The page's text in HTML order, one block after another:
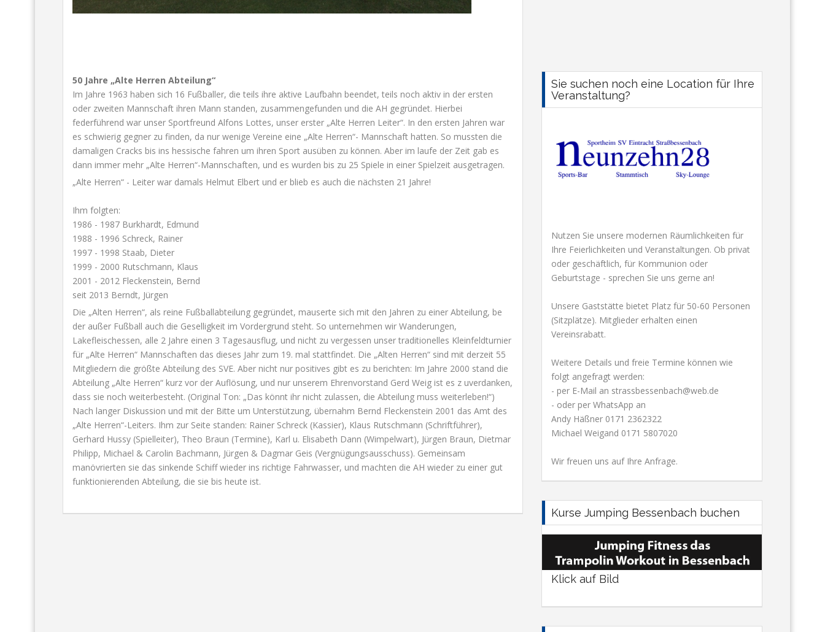
50 Jahre „Alte Herren Abteilung“
Im Jahre 1963 haben sich 16 Fußballer, die teils ihre aktive Laufbahn beendet, teils noch aktiv in der ersten
oder zweiten Mannschaft ihren Mann standen, zusammengefunden und die AH gegründet. Hierbei
federführend war unser Sportfreund Alfons Lottes, unser erster „Alte Herren Leiter“. In den ersten Jahren war
es schwierig gegner zu finden, da nur wenige Vereine eine „Alte Herren“- Mannschaft hatten. So mussten die
damaligen Cracks bis ins hessische fahren um ihren Sport ausüben zu können. Aber im laufe der Zeit gab es
dann immer mehr „Alte Herren“-Mannschaften, und es wurden bis zu 25 Spiele in einer Spielzeit ausgetragen.
„Alte Herren“ - Leiter war damals Helmut Elbert und er blieb es auch die nächsten 21 Jahre!
Ihm folgten:
1986 - 1987 Burkhardt, Edmund
1988 - 1996 Schreck, Rainer
1997 - 1998 Staab, Dieter
1999 - 2000 Rutschmann, Klaus
2001 - 2012 Fleckenstein, Bernd
seit 2013 Berndt, Jürgen
Die „Alten Herren“, als reine Fußballabteilung gegründet, mauserte sich mit den Jahren zu einer Abteilung, be
der außer Fußball auch die Geselligkeit im Vordergrund steht. So unternehmen wir Wanderungen,
Lakefleischessen, alle 2 Jahre einen 3 Tagesausflug, und nicht zu vergessen unser traditionelles Kleinfeldturnier
für „Alte Herren“ Mannschaften das dieses Jahr zum 19. mal stattfindet. Die „Alten Herren“ sind mit derzeit 55
Mitgliedern die größte Abteilung des SVE. Aber nicht nur positives gibt es zu berichten: Im Jahre 2000 stand die
Abteilung „Alte Herren“ kurz vor der Auflösung, und nur unserem Ehrenvorstand Gerd Weig ist es z uverdanken,
dass sie noch weiterbesteht. (Original Ton: „Das könnt ihr nicht zulassen, die Abteilung muss weiterleben!“)
Nach langer Diskussion und mit der Bitte um Unterstützung, übernahm Bernd Fleckenstein 2001 das Amt des
„Alte Herren“-Leiters. Ihm zur Seite standen: Rainer Schreck (Kassier), Klaus Rutschmann (Schriftführer),
Gerhard Hussy (Spielleiter), Theo Braun (Termine), Karl u. Elisabeth Dann (Wimpelwart), Jürgen Braun, Dietmar
Philipp, Michael & Carolin Bachmann, Jürgen & Dagmar Geis (Vergnügungsausschuss). Gemeinsam
manövrierten sie das sinkende Schiff wieder ins richtige Fahrwasser, und machten die AH wieder zu einer gut
funktionierenden Abteilung, die sie bis heute ist.
Sie suchen noch eine Location für Ihre
Veranstaltung?
Nutzen Sie unsere modernen Räumlichkeiten für
Ihre Feierlichkeiten und Veranstaltungen. Ob privat
oder geschäftlich, für Kommunion oder
Geburtstage - sprechen Sie uns gerne an!
Unsere Gaststätte bietet Platz für 50-60 Personen
(Sitzplätze). Mitglieder erhalten einen
Vereinsrabatt.
Weitere Details und freie Termine können wie
folgt angefragt werden:
- per E-Mail an strassbessenbach@web.de
- oder per WhatsApp an
Andy Häßner 0171 2362322
Michael Weigand 0171 5807020
Wir freuen uns auf Ihre Anfrage.
Kurse Jumping Bessenbach buchen
Klick auf Bild